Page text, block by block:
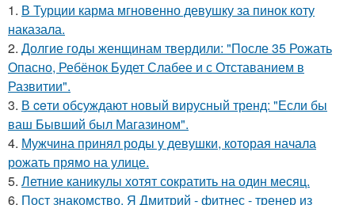
1. В Турции карма мгновенно девушку за пинок коту
наказала.
2. Долгие годы женщинам твердили: "После 35 Рожать
Опасно, Ребёнок Будет Слабее и с Отставанием в
Развитии".
3. В ceти обсуждают новый вирусный тренд: "Если бы
ваш Бывший был Магазином".
4. Мужчина принял роды у девушки, которая начала
рожать прямо на улице.
5. Летние каникулы хотят сократить на один месяц.
6. Пост знакомство. Я Дмитрий - фитнес - тренер из